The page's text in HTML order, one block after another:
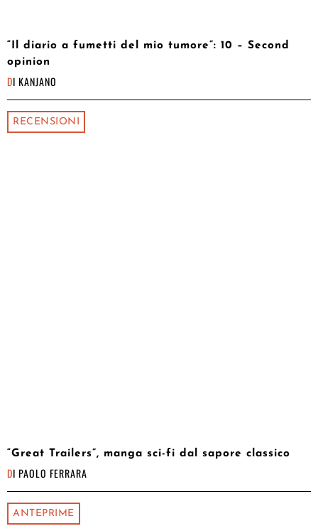
“Il diario a fumetti del mio tumore”: 10 – Second
opinion
DI KANJANO
RECENSIONI
“Great Trailers”, manga sci-fi dal sapore classico
DI PAOLO FERRARA
ANTEPRIME